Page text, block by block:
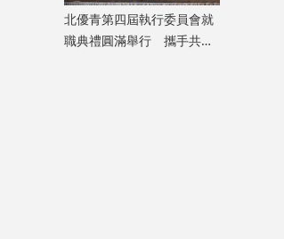
北優青第四屆執行委員會就
職典禮圓滿舉行 攜手共築